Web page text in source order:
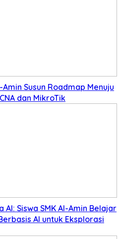
Amin Susun Roadmap Menuju
dan MikroTik
AI: Siswa SMK Al-Amin Belajar
AI untuk Eksplorasi